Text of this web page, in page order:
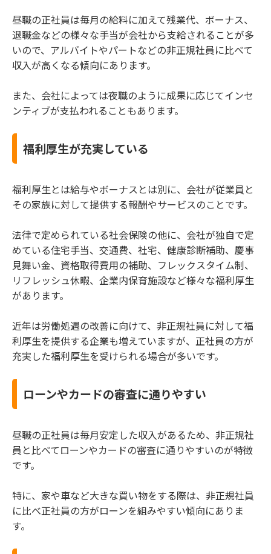
昼職の正社員は毎月の給料に加えて残業代、ボーナス、
退職金などの様々な手当が会社から支給されることが多
いので、アルバイトやパートなどの非正規社員に比べて
収入が高くなる傾向にあります。
また、会社によっては夜職のように成果に応じてインセ
ンティブが支払われることもあります。
福利厚生が充実している
福利厚生とは給与やボーナスとは別に、会社が従業員と
その家族に対して提供する報酬やサービスのことです。
法律で定められている社会保険の他に、会社が独自で定
めている住宅手当、交通費、社宅、健康診断補助、慶事
見舞い金、資格取得費用の補助、フレックスタイム制、
リフレッシュ休暇、企業内保育施設など様々な福利厚生
があります。
近年は労働処遇の改善に向けて、非正規社員に対して福
利厚生を提供する企業も増えていますが、正社員の方が
充実した福利厚生を受けられる場合が多いです。
ローンやカードの審査に通りやすい
昼職の正社員は毎月安定した収入があるため、非正規社
員と比べてローンやカードの審査に通りやすいのが特徴
です。
特に、家や車など大きな買い物をする際は、非正規社員
に比べ正社員の方がローンを組みやすい傾向にありま
す。